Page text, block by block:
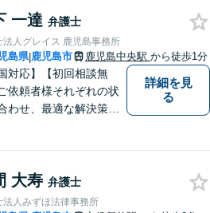
決策をご提案します
一達 弁護士
法人グレイス 鹿児島事務所
島県|鹿児島市 鹿児島中央駅 から徒歩1分
対応】【初回相談無
依頼者様それぞれの状
わせ、最適な解決策を
、解決までしっかりサ
します。【電話・WEB
詳細を見
る
大寿 弁護士
法人みずほ法律事務所